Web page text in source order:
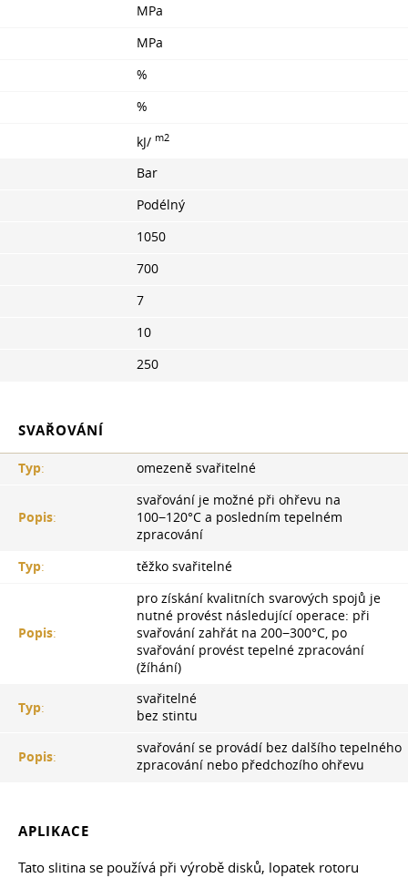
MPa
MPa
%
%
kJ/ m2
Bar
Podélný
1050
700
7
10
250
SVAŘOVÁNÍ
Typ: omezeně svařitelné
Popis:
svařování je možné při ohřevu na
100−120°С a posledním tepelném
zpracování
Typ: těžko svařitelné
Popis:
pro získání kvalitních svarových spojů je
nutné provést následující operace: při
svařování zahřát na 200−300°C, po
svařování provést tepelné zpracování
(žíhání)
Typ:
svařitelné
bez stintu
Popis:
svařování se provádí bez dalšího tepelného
zpracování nebo předchozího ohřevu
APLIKACE
Tato slitina se používá při výrobě disků, lopatek rotoru